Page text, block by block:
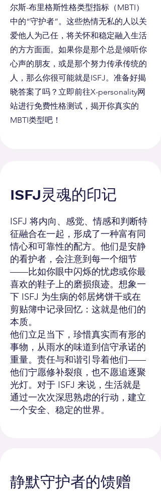
尔斯-布里格斯性格类型指标（MBTI）
中的“守护者”。这些热情无私的人以关
爱他人为己任，将关怀和稳定融入生活
的方方面面。如果你是那个总是倾听你
心声的朋友，或是那个努力传承传统的
人，那么你很可能就是ISFJ。准备好揭
晓答案了吗？立即前往X-personality网
站进行免费性格测试，揭开你真实的
MBTI类型吧！
ISFJ灵魂的印记
ISFJ 将内向、感觉、情感和判断特
征融合在一起，形成了一种富有同
情心和可靠性的配方。他们是安静
的看护者，会注意到每一个细节
——比如你眼中闪烁的忧虑或你最
喜欢的鞋子上的磨损痕迹。想象一
下 ISFJ 为生病的邻居烤饼干或在
剪贴簿中记录回忆：这就是他们的
本质。
他们立足当下，珍惜真实而有形的
事物，从雨水的味道到信守承诺的
重量。责任与和谐引导着他们——
他们宁愿修补裂痕，也不愿追逐聚
光灯。对于 ISFJ 来说，生活就是
通过一次次深思熟虑的行动，建立
一个安全、稳定的世界。
静默守护者的馈赠